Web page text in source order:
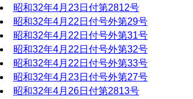
昭和32年4月23日付第2812号
昭和32年4月22日付号外第29号
昭和32年4月22日付号外第31号
昭和32年4月22日付号外第32号
昭和32年4月22日付号外第33号
昭和32年4月23日付号外第27号
昭和32年4月26日付第2813号